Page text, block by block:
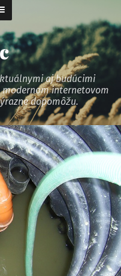
aj budúcimi
internetovom
dopomôžu.